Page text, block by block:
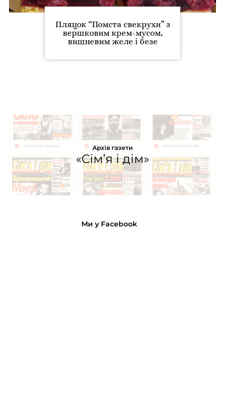
Пляцок “Помста свекрухи” з
вершковим крем-мусом,
вишневим желе і безе
Архів газети
«Сім’я і дім»
Ми у Facebook